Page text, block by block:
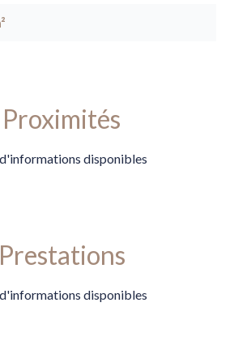
Proximités
disponibles
Prestations
disponibles